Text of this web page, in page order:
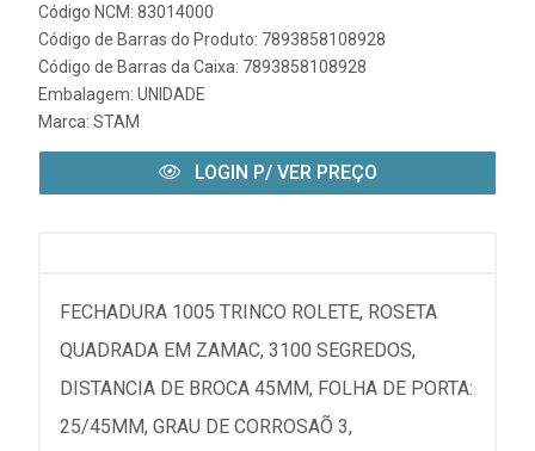
Código NCM: 83014000
Código de Barras do Produto: 7893858108928
Código de Barras da Caixa: 7893858108928
Embalagem: UNIDADE
Marca: STAM
LOGIN P/ VER PREÇO
FECHADURA 1005 TRINCO ROLETE, ROSETA
QUADRADA EM ZAMAC, 3100 SEGREDOS,
DISTANCIA DE BROCA 45MM, FOLHA DE PORTA:
25/45MM, GRAU DE CORROSAÕ 3,